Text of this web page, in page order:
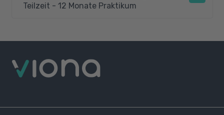
Teilzeit - 12 Monate Praktikum